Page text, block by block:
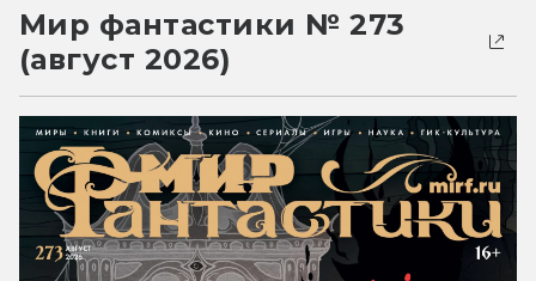
Мир фантастики № 273
(август 2026)